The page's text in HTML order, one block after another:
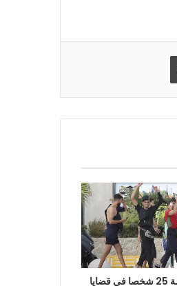
طباعة
تطوان.. محاكمة 25 شخصا في قضايا